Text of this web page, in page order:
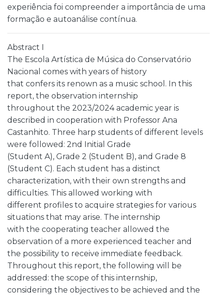
experiência foi compreender a importância de uma
formação e autoanálise contínua.
Abstract I
The Escola Artística de Música do Conservatório
Nacional comes with years of history
that confers its renown as a music school. In this
report, the observation internship
throughout the 2023/2024 academic year is
described in cooperation with Professor Ana
Castanhito. Three harp students of different levels
were followed: 2nd Initial Grade
(Student A), Grade 2 (Student B), and Grade 8
(Student C). Each student has a distinct
characterization, with their own strengths and
difficulties. This allowed working with
different profiles to acquire strategies for various
situations that may arise. The internship
with the cooperating teacher allowed the
observation of a more experienced teacher and
the possibility to receive immediate feedback.
Throughout this report, the following will be
addressed: the scope of this internship,
considering the objectives to be achieved and the